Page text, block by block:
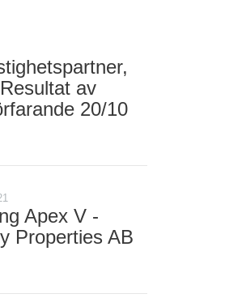
av
20/10
Apex V -
Properties AB